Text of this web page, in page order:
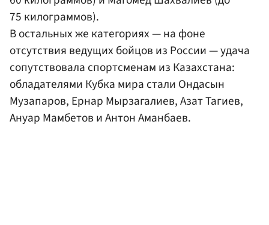
75 килограммов).
В остальных же категориях — на фоне
отсутствия ведущих бойцов из России — удача
сопутствовала спортсменам из Казахстана:
обладателями Кубка мира стали Ондасын
Музапаров, Ернар Мырзагалиев, Азат Тагиев,
Ануар Мамбетов и Антон Аманбаев.